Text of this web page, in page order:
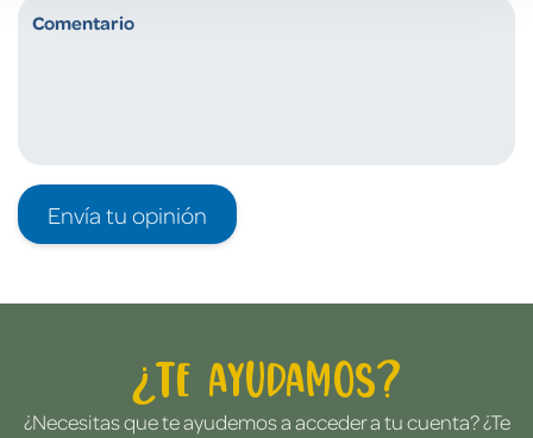
Envía tu opinión
¿Te ayudamos?
¿Necesitas que te ayudemos a acceder a tu cuenta? ¿Te